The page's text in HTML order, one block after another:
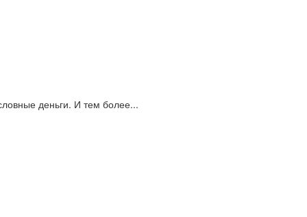
деньги. И тем более...